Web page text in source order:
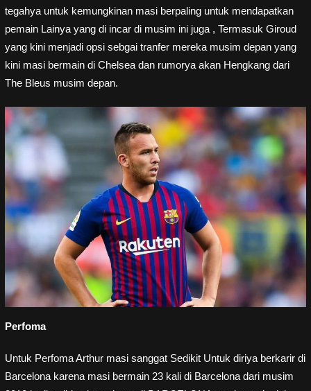
tegahya untuk kemungkinan masi berpaling untuk mendapatkan
pemain Lainya yang di incar di musim ini juga , Termasuk Giroud
yang kini menjadi opsi sebgai tranfer mereka musim depan yang
kini masi bermain di Chelsea dan rumorya akan Hengkang dari
The Bleus musim depan.
Perfoma
Untuk Perfoma Arthur masi sanggat Sedikit Untuk diriya berkarir di
Barcelona karena masi bermain 23 kali di Barcelona dari musim